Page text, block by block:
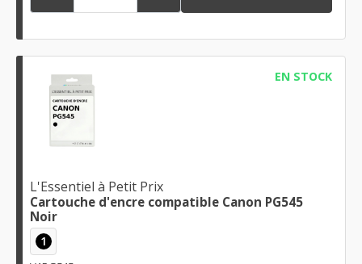
EN STOCK
L'Essentiel à Petit Prix
Cartouche d'encre compatible Canon PG545
Noir
1